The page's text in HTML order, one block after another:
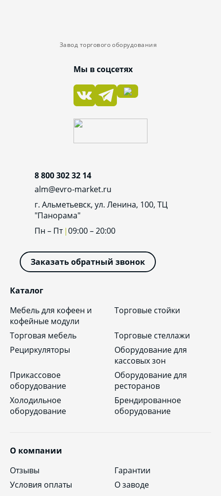
Завод торгового оборудования
Мы в соцсетях
Каталог
Мебель для кофеен и
кофейные модули
Торговые стойки
Торговая мебель
Торговые стеллажи
Рециркуляторы
Оборудование для
кассовых зон
Прикассовое
оборудование
Оборудование для
ресторанов
Холодильное
оборудование
Брендированное
оборудование
О компании
Отзывы
Гарантии
Условия оплаты
О заводе
8 800 302 32 14
alm@evro-market.ru
г. Альметьевск, ул. Ленина, 100, ТЦ
"Панорама"
Пн – Пт 09:00 – 20:00
Заказать обратный звонок